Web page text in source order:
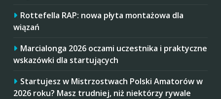
Rottefella RAP: nowa płyta montażowa dla
wiązań
Marcialonga 2026 oczami uczestnika i praktyczne
wskazówki dla startujących
Startujesz w Mistrzostwach Polski Amatorów w
2026 roku? Masz trudniej, niż niektórzy rywale